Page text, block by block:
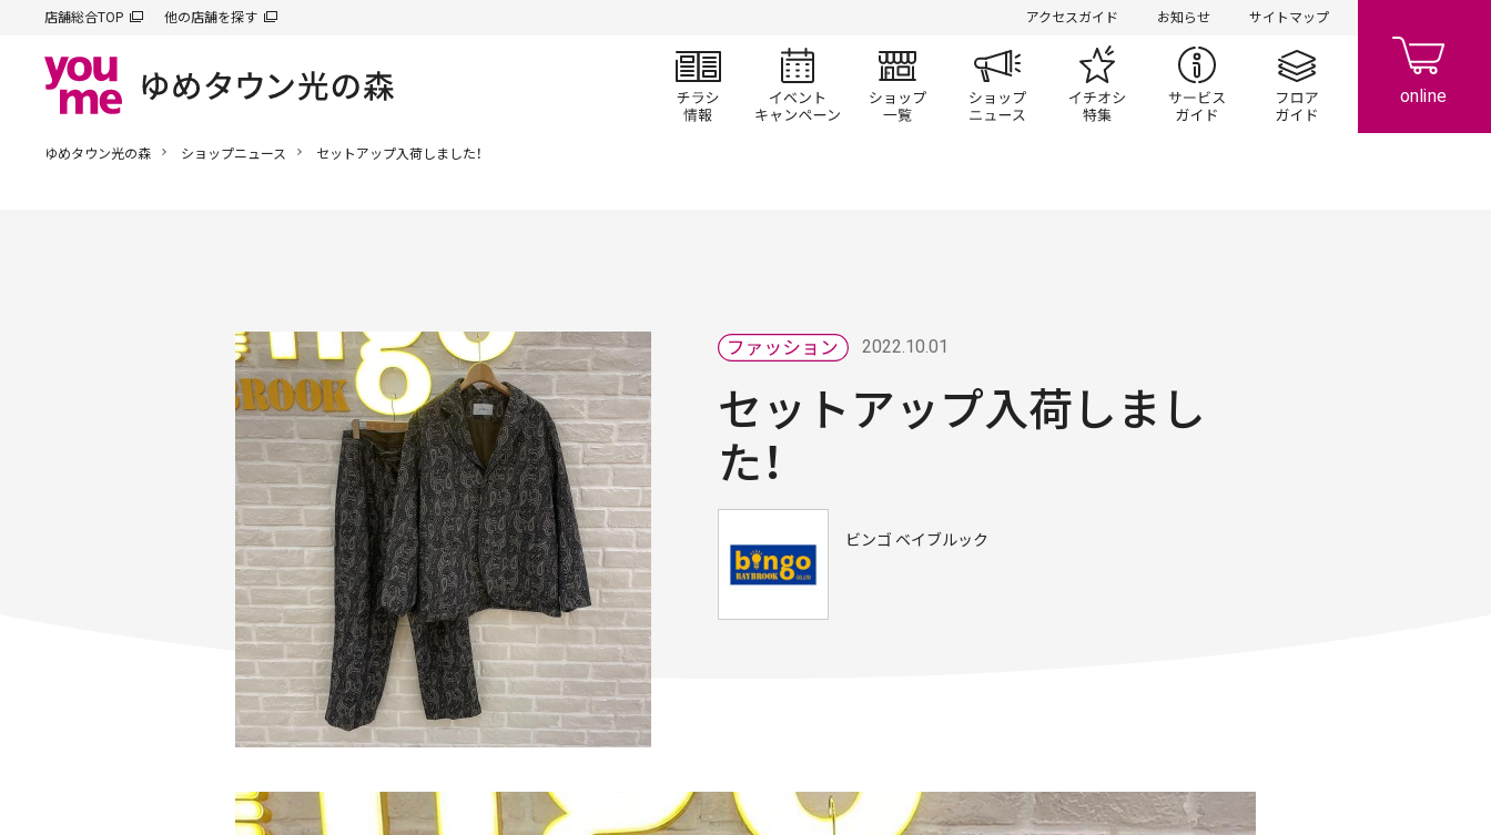
店舗総合TOP 他の店舗を探す アクセスガイド お知らせ サイトマップ
チラシ情報 イベント/キャンペーン
ショップ一覧 ショップニュースイチオシ特集 サービスガイドフロアガイド
ゆめタウン光の森 ショップニュース セットアップ入荷しました！
2022.10.01
セットアップ入荷しまし
た！
ビンゴ ベイブルック